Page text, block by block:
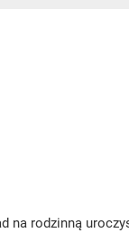
warto się nauczyć
na rodzinną